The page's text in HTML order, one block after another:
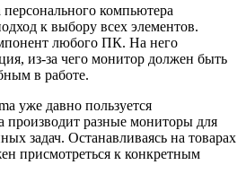
персонального компьютера
к выбору всех элементов.
любого ПК. На него
из-за чего монитор должен быть
в работе.
уже давно пользуется
производит разные мониторы для
задач. Останавливаясь на товарах
присмотреться к конкретным